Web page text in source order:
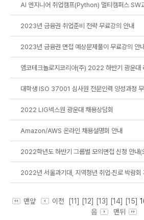
AI 엔지니어 취업캠프(Python) 멀티캠퍼스 SW
2023년 금융권 취업준비 전략 무료강의 안내
2023년 금융권 면접 예상문제풀이 무료강의 안내
대학생 ISO 37001 심사원 전문인력 양성과정
2022 LIG넥스원 광운대 채용상담회
Amazon/AWS 온라인 채용설명회 안내
2022학년도 하반기 그룹별 모의면접 신청 안내(
2022년 서울과기대, 지역청년 취업·진로 박람회
맨앞 이전 [11] [12] [13] [14] [15]
음
맨뒤